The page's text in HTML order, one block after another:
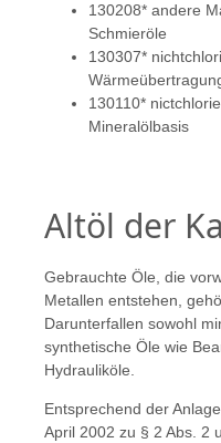
130208* andere
Schmieröle
130307*
130110*
Mineralölbasis
Altöl der
Gebrauchte Öle, die
Metallen entstehen,
Darunterfallen sowohl
synthetische Öle wie
Hydrauliköle.
Entsprechend der
April 2002 zu § 2 Abs. 2